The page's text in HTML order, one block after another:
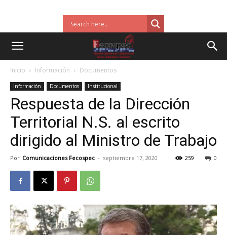
Inicio Información Documentos
Información Documentos Institucional
Respuesta de la Dirección
Territorial N.S. al escrito
dirigido al Ministro de Trabajo
Por Comunicaciones Fecospec - septiembre 17, 2020 0
259